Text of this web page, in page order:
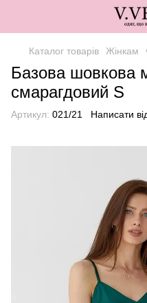
Каталог товарів Жінкам
Базова шовкова
смарагдовий S
Артикул: 021/21 Написати